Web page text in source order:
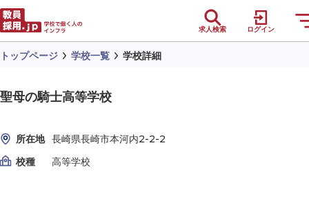
求人検索 ログイン
トップページ 学校一覧 学校詳細
聖母の騎士高等学校
所在地 長崎県長崎市本河内2-2-2
校種
高等学校